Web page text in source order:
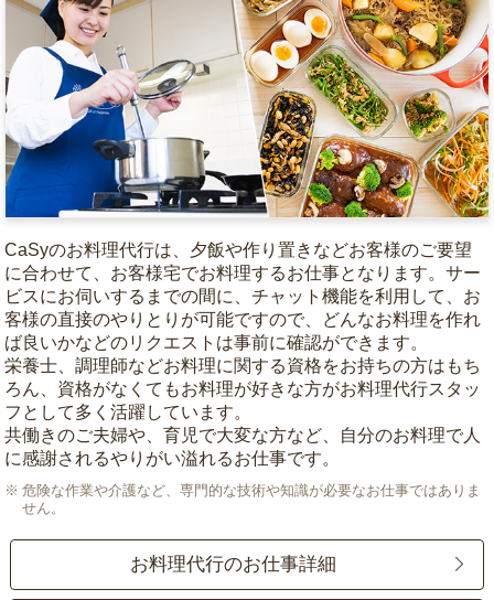
CaSyのお料理代行は、夕飯や作り置きなどお客様のご要望
に合わせて、お客様宅でお料理するお仕事となります。サー
ビスにお伺いするまでの間に、チャット機能を利用して、お
客様の直接のやりとりが可能ですので、どんなお料理を作れ
ば良いかなどのリクエストは事前に確認ができます。
栄養士、調理師などお料理に関する資格をお持ちの方はもち
ろん、資格がなくてもお料理が好きな方がお料理代行スタッ
フとして多く活躍しています。
共働きのご夫婦や、育児で大変な方など、自分のお料理で人
に感謝されるやりがい溢れるお仕事です。
危険な作業や介護など、専門的な技術や知識が必要なお仕事ではありま
せん。
お料理代行のお仕事詳細